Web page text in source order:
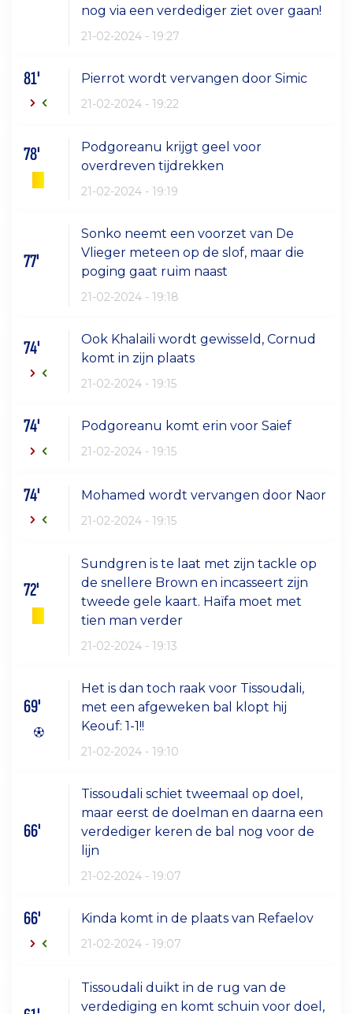
nog via een verdediger ziet over gaan!
21-02-2024 - 19:27
81' Pierrot wordt vervangen door Simic
21-02-2024 - 19:22
78'
Podgoreanu krijgt geel voor
overdreven tijdrekken
21-02-2024 - 19:19
77'
Sonko neemt een voorzet van De
Vlieger meteen op de slof, maar die
poging gaat ruim naast
21-02-2024 - 19:18
74'
Ook Khalaili wordt gewisseld, Cornud
komt in zijn plaats
21-02-2024 - 19:15
74' Podgoreanu komt erin voor Saief
21-02-2024 - 19:15
74' Mohamed wordt vervangen door Naor
21-02-2024 - 19:15
72'
Sundgren is te laat met zijn tackle op
de snellere Brown en incasseert zijn
tweede gele kaart. Haïfa moet met
tien man verder
21-02-2024 - 19:13
69'
Het is dan toch raak voor Tissoudali,
met een afgeweken bal klopt hij
Keouf: 1-1!!
21-02-2024 - 19:10
66'
Tissoudali schiet tweemaal op doel,
maar eerst de doelman en daarna een
verdediger keren de bal nog voor de
lijn
21-02-2024 - 19:07
66' Kinda komt in de plaats van Refaelov
21-02-2024 - 19:07
Tissoudali duikt in de rug van de
verdediging en komt schuin voor doel,